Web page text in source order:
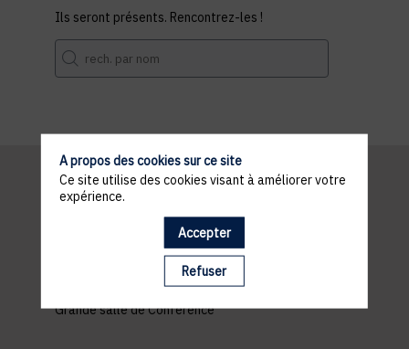
Ils seront présents. Rencontrez-les !
19, Avenue de la Liberté
Grande salle de Conference
A propos des cookies sur ce site
Ce site utilise des cookies visant à améliorer votre
expérience.
Accepter
Refuser